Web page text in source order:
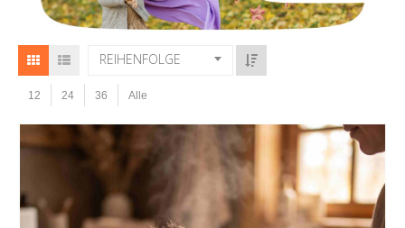
REIHENFOLGE
12 24 36 Alle